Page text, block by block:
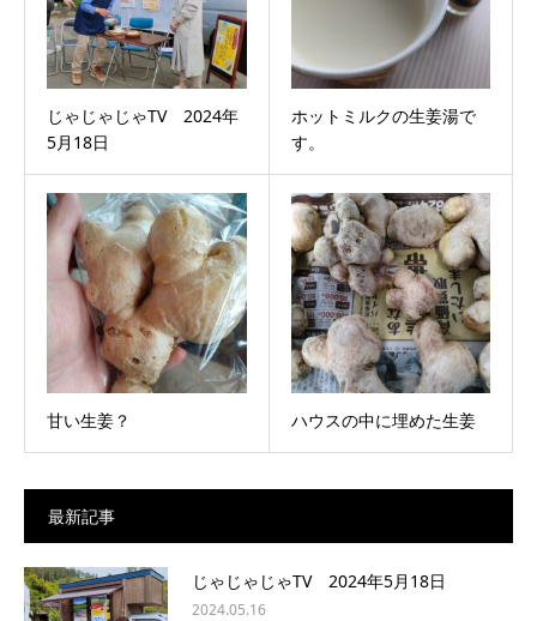
じゃじゃじゃTV 2024年
5月18日
ホットミルクの生姜湯で
す。
甘い生姜？ ハウスの中に埋めた生姜
最新記事
じゃじゃじゃTV 2024年5月18日
2024.05.16